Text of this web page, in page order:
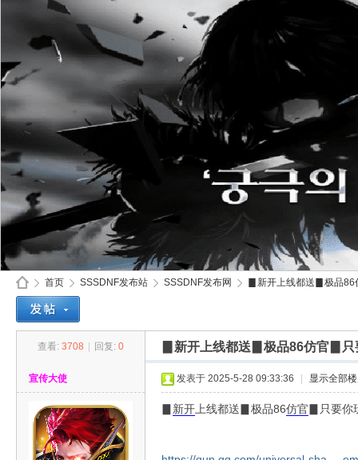
首页
›
SSSDNF发布站 SSSDNF发布网
›
▊新开上线都送▊极品
查看: 3708 回复: 0 ▊新开上线都送▊极品86仿官▊只
宣传大使 发表于 2025-5-28 09:33:36 显示全部
▊ 新开 上线都送▊极品86仿官▊只要你